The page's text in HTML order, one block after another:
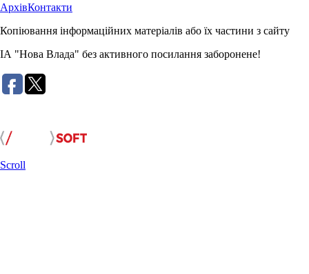
АрхівКонтакти
Копіювання інформаційних матеріалів або їх частини з сайту
ІА "Нова Влада" без активного посилання заборонене!
Scroll